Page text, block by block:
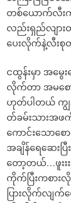
တစ်ယောက်လီး
လည်းရှည်လျား
ပေးလိုက်နဲ့လီးစုတ်
ငထွန်းမှာ အမွေ
လိုက်တာ အမစေ
ဟုတ်ပါတယ် ကျွ
တ်ခမ်းသားအ
ကောင်းသောစ
အချိန်ရေဆေး
တော့တယ်…ဖူးး
ကိုက်ပြီးကစား
ပြားလိုက်လျက်